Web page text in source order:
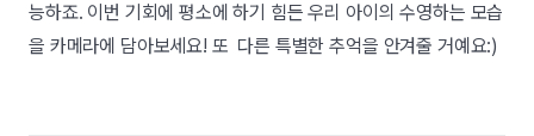
능하죠. 이번 기회에 평소에 하기 힘든 우리 아이의 수영하는 모습
을 카메라에 담아보세요! 또 다른 특별한 추억을 안겨줄 거예요:)